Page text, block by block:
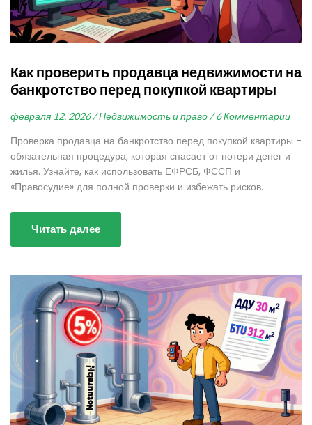
Как проверить продавца недвижимости на
банкротство перед покупкой квартиры
февраля 12, 2026 / Недвижимость и право / 6 Комментарии
Проверка продавца на банкротство перед покупкой квартиры -
обязательная процедура, которая спасает от потери денег и
жилья. Узнайте, как использовать ЕФРСБ, ФССП и
«Правосудие» для полной проверки и избежать рисков.
Читать далее